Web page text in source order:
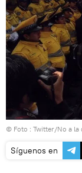
© Foto : Twitter/No a la
Síguenos en